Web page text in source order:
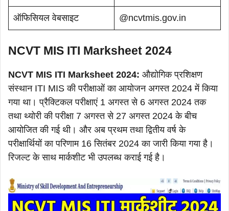
ऑफिसियल वेबसाइट @ncvtmis.gov.in
NCVT MIS ITI Marksheet 2024
NCVT MIS ITI Marksheet 2024: औद्योगिक प्रशिक्षण
संस्थान ITI MIS की परीक्षाओं का आयोजन अगस्त 2024 में किया
गया था। प्रैक्टिकल परीक्षाएं 1 अगस्त से 6 अगस्त 2024 तक
तथा थ्योरी की परीक्षा 7 अगस्त से 27 अगस्त 2024 के बीच
आयोजित की गई थी। और अब प्रथम तथा द्वितीय वर्ष के
परीक्षार्थियों का परिणाम 16 सितंबर 2024 का जारी किया गया है।
रिजल्ट के साथ मार्कशीट भी उपलब्ध कराई गई है।